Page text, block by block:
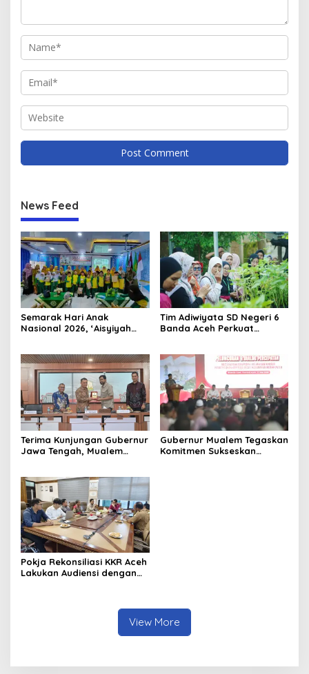
News Feed
Semarak Hari Anak
Nasional 2026, ‘Aisyiyah
Universitas Ahmad Dahlan
Aceh
Tim Adiwiyata SD Negeri 6
Banda Aceh Perkuat
Goes to School”
Terima Kunjungan Gubernur
Jawa Tengah, Mualem
Gubernur Mualem Tegaskan
Komitmen Sukseskan
Pokja Rekonsiliasi KKR Aceh
Lakukan Audiensi dengan
View More